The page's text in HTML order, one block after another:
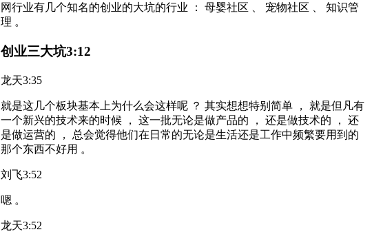
网行业有几个知名的创业的大坑的行业 ： 母婴社区 、 宠物社区 、 知识管
理 。
创业三大坑3:12
龙天3:35
就是这几个板块基本上为什么会这样呢 ？ 其实想想特别简单 ， 就是但凡有
一个新兴的技术来的时候 ， 这一批无论是做产品的 ， 还是做技术的 ， 还
是做运营的 ， 总会觉得他们在日常的无论是生活还是工作中频繁要用到的
那个东西不好用 。
刘飞3:52
嗯 。
龙天3:52